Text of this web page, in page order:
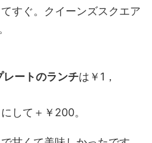
すぐ。クイーンズスクエア
レートのランチは￥1，
して＋￥200。